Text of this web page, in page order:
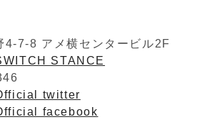
4-7-8 アメ横センタービル2F
STANCE
twitter
facebook